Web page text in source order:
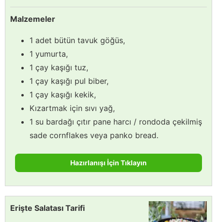
Malzemeler
1 adet bütün tavuk göğüs,
1 yumurta,
1 çay kaşığı tuz,
1 çay kaşığı pul biber,
1 çay kaşığı kekik,
Kızartmak için sıvı yağ,
1 su bardağı çıtır pane harcı / rondoda çekilmiş
sade cornflakes veya panko bread.
Hazırlanışı İçin Tıklayın
Erişte Salatası Tarifi